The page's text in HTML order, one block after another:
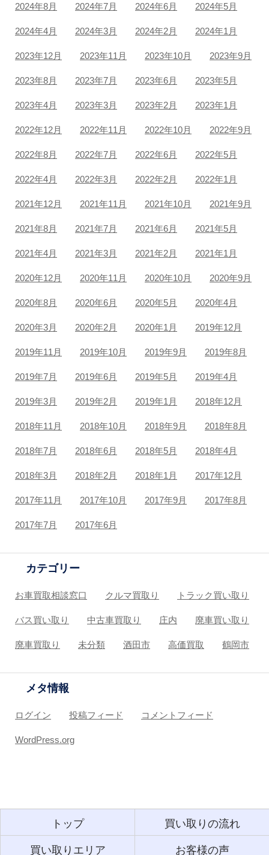
2024年8月 2024年7月 2024年6月 2024年5月
2024年4月 2024年3月 2024年2月 2024年1月
2023年12月 2023年11月 2023年10月 2023年9月
2023年8月 2023年7月 2023年6月 2023年5月
2023年4月 2023年3月 2023年2月 2023年1月
2022年12月 2022年11月 2022年10月 2022年9月
2022年8月 2022年7月 2022年6月 2022年5月
2022年4月 2022年3月 2022年2月 2022年1月
2021年12月 2021年11月 2021年10月 2021年9月
2021年8月 2021年7月 2021年6月 2021年5月
2021年4月 2021年3月 2021年2月 2021年1月
2020年12月 2020年11月 2020年10月 2020年9月
2020年8月 2020年6月 2020年5月 2020年4月
2020年3月 2020年2月 2020年1月 2019年12月
2019年11月 2019年10月 2019年9月 2019年8月
2019年7月 2019年6月 2019年5月 2019年4月
2019年3月 2019年2月 2019年1月 2018年12月
2018年11月 2018年10月 2018年9月 2018年8月
2018年7月 2018年6月 2018年5月 2018年4月
2018年3月 2018年2月 2018年1月 2017年12月
2017年11月 2017年10月 2017年9月 2017年8月
2017年7月 2017年6月
カテゴリー
お車買取相談窓口 クルマ買取り トラック買い取り
バス買い取り 中古車買取り 庄内 廃車買い取り
廃車買取り 未分類 酒田市 高価買取 鶴岡市
メタ情報
ログイン 投稿フィード コメントフィード
WordPress.org
トップ 買い取りの流れ
買い取りエリア お客様の声